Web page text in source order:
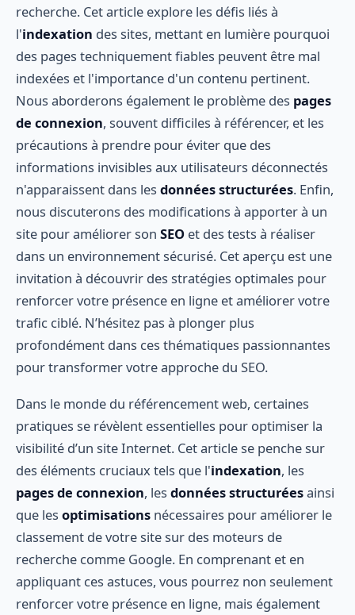
recherche. Cet article explore les défis liés à
l'indexation des sites, mettant en lumière pourquoi
des pages techniquement fiables peuvent être mal
indexées et l'importance d'un contenu pertinent.
Nous aborderons également le problème des pages
de connexion, souvent difficiles à référencer, et les
précautions à prendre pour éviter que des
informations invisibles aux utilisateurs déconnectés
n'apparaissent dans les données structurées. Enfin,
nous discuterons des modifications à apporter à un
site pour améliorer son SEO et des tests à réaliser
dans un environnement sécurisé. Cet aperçu est une
invitation à découvrir des stratégies optimales pour
renforcer votre présence en ligne et améliorer votre
trafic ciblé. N’hésitez pas à plonger plus
profondément dans ces thématiques passionnantes
pour transformer votre approche du SEO.
Dans le monde du référencement web, certaines
pratiques se révèlent essentielles pour optimiser la
visibilité d’un site Internet. Cet article se penche sur
des éléments cruciaux tels que l'indexation, les
pages de connexion, les données structuréesainsi
que les optimisations nécessaires pour améliorer le
classement de votre site sur des moteurs de
recherche comme Google. En comprenant et en
appliquant ces astuces, vous pourrez non seulement
renforcer votre présence en ligne, mais également